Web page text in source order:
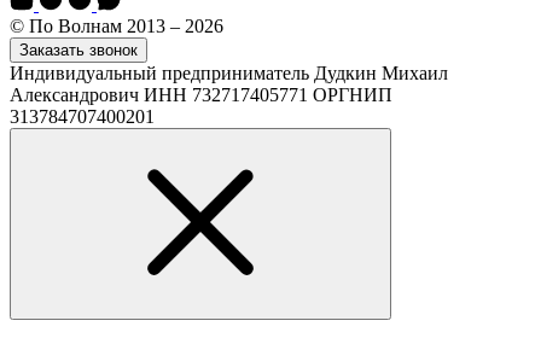
© По Волнам 2013 – 2026
Заказать звонок
Индивидуальный предприниматель Дудкин Михаил
Александрович ИНН 732717405771 ОРГНИП
313784707400201